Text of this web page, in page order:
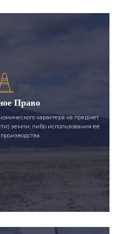
Право
характера на предмет
земли, либо использования её